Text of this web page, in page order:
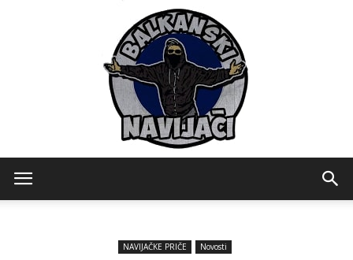
NAVIJAČKE PRIČE Novosti